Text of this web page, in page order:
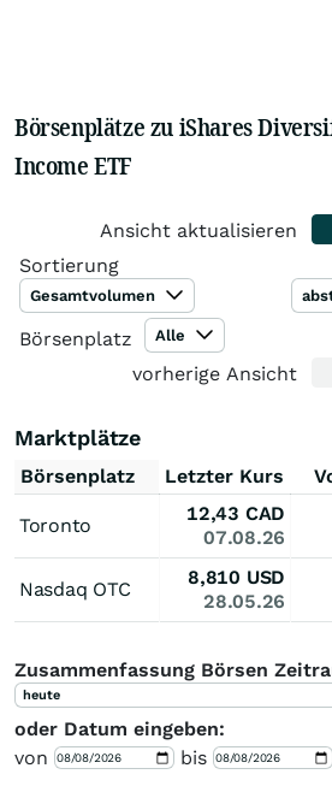
Börsenplätze zu iShares
Income ETF
Ansicht aktualisieren
Sortierung
Gesamtvolumen
Börsenplatz Alle
vorherige Ansicht
Marktplätze
Börsenplatz Letzter Kurs
Toronto
12,43 CAD
07.08.26
Nasdaq OTC
8,810 USD
28.05.26
Zusammenfassung Börsen
heute
oder Datum eingeben:
von
bis